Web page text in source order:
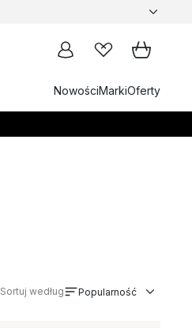
NowościMarkiOferty
Sortuj według Popularność